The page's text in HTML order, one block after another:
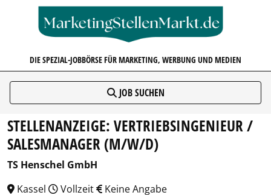
DIE SPEZIAL-JOBBÖRSE FÜR MARKETING, WERBUNG UND MEDIEN
JOB SUCHEN
STELLENANZEIGE: VERTRIEBSINGENIEUR /
SALESMANAGER (M/W/D)
TS Henschel GmbH
Kassel
Vollzeit Keine Angabe